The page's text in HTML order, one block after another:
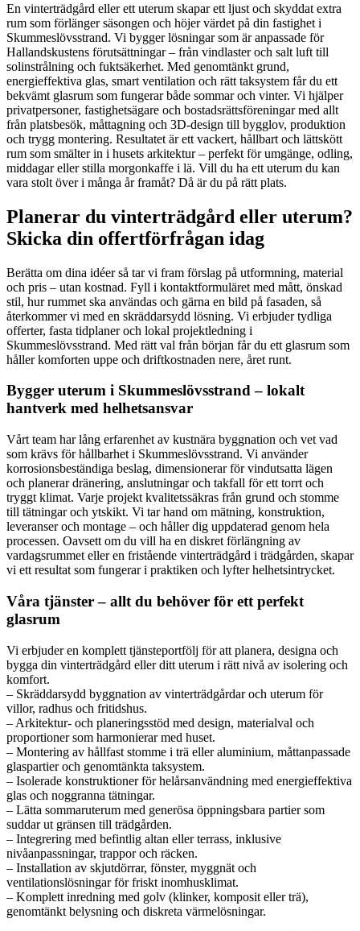
En vinterträdgård eller ett uterum skapar ett ljust och skyddat extra
rum som förlänger säsongen och höjer värdet på din fastighet i
Skummeslövsstrand. Vi bygger lösningar som är anpassade för
Hallandskustens förutsättningar – från vindlaster och salt luft till
solinstrålning och fuktsäkerhet. Med genomtänkt grund,
energieffektiva glas, smart ventilation och rätt taksystem får du ett
bekvämt glasrum som fungerar både sommar och vinter. Vi hjälper
privatpersoner, fastighetsägare och bostadsrättsföreningar med allt
från platsbesök, måttagning och 3D-design till bygglov, produktion
och trygg montering. Resultatet är ett vackert, hållbart och lättskött
rum som smälter in i husets arkitektur – perfekt för umgänge, odling,
middagar eller stilla morgonkaffe i lä. Vill du ha ett uterum du kan
vara stolt över i många år framåt? Då är du på rätt plats.
Planerar du vinterträdgård eller uterum?
Skicka din offertförfrågan idag
Berätta om dina idéer så tar vi fram förslag på utformning, material
och pris – utan kostnad. Fyll i kontaktformuläret med mått, önskad
stil, hur rummet ska användas och gärna en bild på fasaden, så
återkommer vi med en skräddarsydd lösning. Vi erbjuder tydliga
offerter, fasta tidplaner och lokal projektledning i
Skummeslövsstrand. Med rätt val från början får du ett glasrum som
håller komforten uppe och driftkostnaden nere, året runt.
Bygger uterum i Skummeslövsstrand – lokalt
hantverk med helhetsansvar
Vårt team har lång erfarenhet av kustnära byggnation och vet vad
som krävs för hållbarhet i Skummeslövsstrand. Vi använder
korrosionsbeständiga beslag, dimensionerar för vindutsatta lägen
och planerar dränering, anslutningar och takfall för ett torrt och
tryggt klimat. Varje projekt kvalitetssäkras från grund och stomme
till tätningar och ytskikt. Vi tar hand om mätning, konstruktion,
leveranser och montage – och håller dig uppdaterad genom hela
processen. Oavsett om du vill ha en diskret förlängning av
vardagsrummet eller en fristående vinterträdgård i trädgården, skapar
vi ett resultat som fungerar i praktiken och lyfter helhetsintrycket.
Våra tjänster – allt du behöver för ett perfekt
glasrum
Vi erbjuder en komplett tjänsteportfölj för att planera, designa och
bygga din vinterträdgård eller ditt uterum i rätt nivå av isolering och
komfort.
– Skräddarsydd byggnation av vinterträdgårdar och uterum för
villor, radhus och fritidshus.
– Arkitektur- och planeringsstöd med design, materialval och
proportioner som harmonierar med huset.
– Montering av hållfast stomme i trä eller aluminium, måttanpassade
glaspartier och genomtänkta taksystem.
– Isolerade konstruktioner för helårsanvändning med energieffektiva
glas och noggranna tätningar.
– Lätta sommaruterum med generösa öppningsbara partier som
suddar ut gränsen till trädgården.
– Integrering med befintlig altan eller terrass, inklusive
nivåanpassningar, trappor och räcken.
– Installation av skjutdörrar, fönster, myggnät och
ventilationslösningar för friskt inomhusklimat.
– Komplett inredning med golv (klinker, komposit eller trä),
genomtänkt belysning och diskreta värmelösningar.